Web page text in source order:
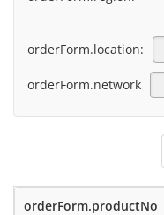
orderForm.location:
orderForm.network